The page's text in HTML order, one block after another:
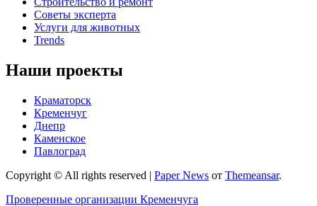
Советы эксперта
Услуги для животных
Trends
Наши проекты
Краматорск
Кременчуг
Днепр
Каменское
Павлоград
Copyright © All rights reserved | Paper News от Themeansar.
Проверенные организации Кременчуга